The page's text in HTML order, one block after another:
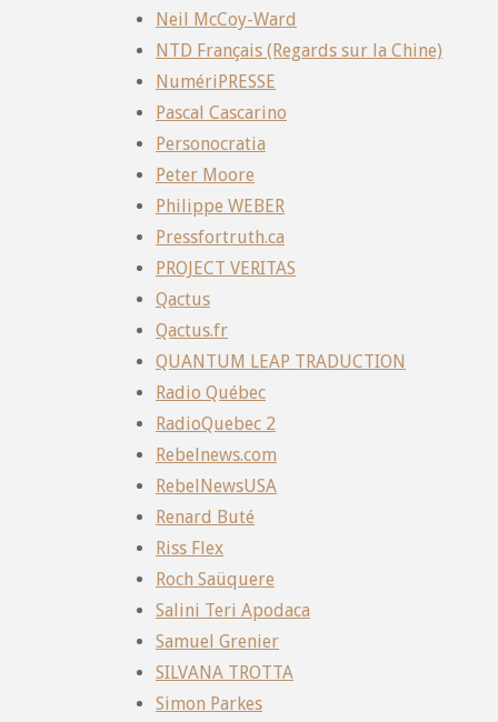
Neil McCoy-Ward
NTD Français (Regards sur la Chine)
NumériPRESSE
Pascal Cascarino
Personocratia
Peter Moore
Philippe WEBER
Pressfortruth.ca
PROJECT VERITAS
Qactus
Qactus.fr
QUANTUM LEAP TRADUCTION
Radio Québec
RadioQuebec 2
Rebelnews.com
RebelNewsUSA
Renard Buté
Riss Flex
Roch Saüquere
Salini Teri Apodaca
Samuel Grenier
SILVANA TROTTA
Simon Parkes